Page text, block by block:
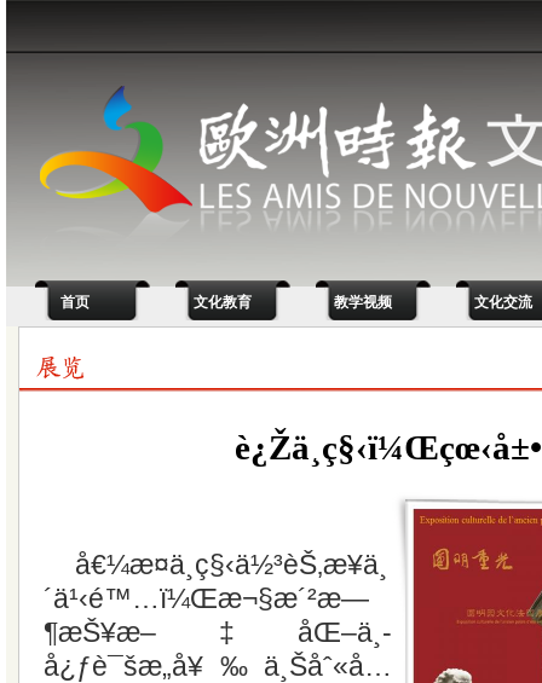
首页 文化教育 教学视频 文化交流
å€¼æ­¤ä¸­ç§‹ä½³èŠ‚æ¥ä¸
´ä¹‹é™…ï¼Œæ¬§æ´²æ—
¶æŠ¥æ–‡åŒ–ä¸­
å¿ƒè¯šæ„å¥‰ä¸Šåˆ«å…